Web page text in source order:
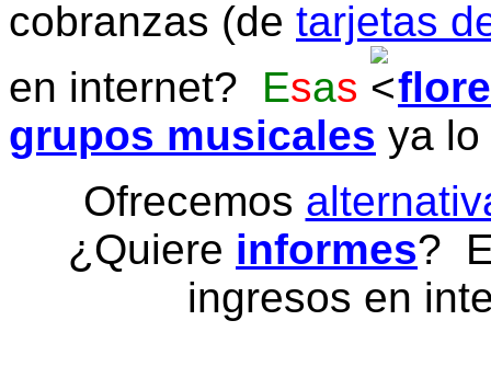
cobranzas (de tarjetas
en internet? Esas
grupos musicales ya
Ofrecemos
¿Quiere informes?
ingresos en